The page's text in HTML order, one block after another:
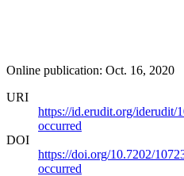
Online publication: Oct. 16, 2020
URI
https://id.erudit.org/iderudit/
occurred
DOI
https://doi.org/10.7202/
occurred